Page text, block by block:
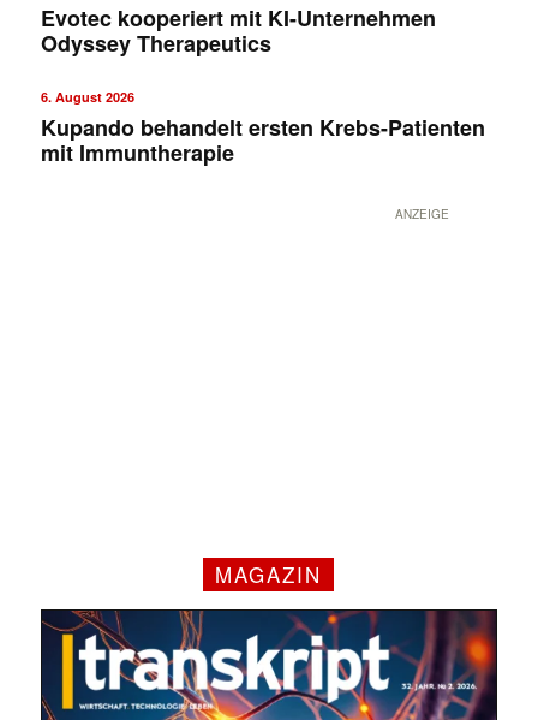
Evotec kooperiert mit KI-Unternehmen
Odyssey Therapeutics
6. August 2026
Kupando behandelt ersten Krebs-Patienten
mit Immuntherapie
ANZEIGE
MAGAZIN